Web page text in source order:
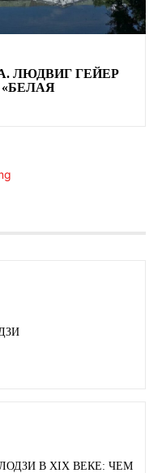
ЛЮДВИГ ГЕЙЕР
В XIX ВЕКЕ: ЧЕМ